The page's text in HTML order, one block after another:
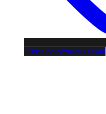
Pridať do zoznamu želaní